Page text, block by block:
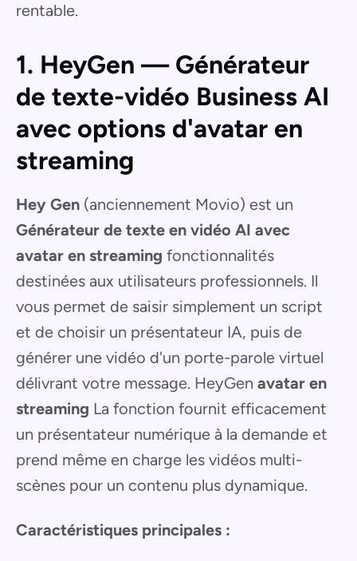
rentable.
1. HeyGen — Générateur
de texte-vidéo Business AI
avec options d'avatar en
streaming
Hey Gen (anciennement Movio) est un
Générateur de texte en vidéo AI avec
avatar en streaming fonctionnalités
destinées aux utilisateurs professionnels. Il
vous permet de saisir simplement un script
et de choisir un présentateur IA, puis de
générer une vidéo d'un porte-parole virtuel
délivrant votre message. HeyGen avatar en
streaming La fonction fournit efficacement
un présentateur numérique à la demande et
prend même en charge les vidéos multi-
scènes pour un contenu plus dynamique.
Caractéristiques principales :